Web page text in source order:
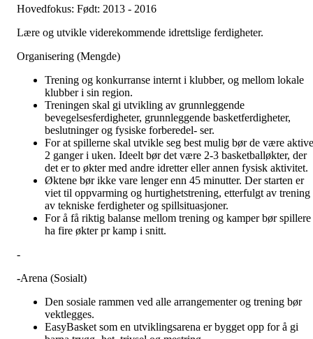
Hovedfokus: Født: 2013 - 2016
Lære og utvikle viderekommende idrettslige ferdigheter.
Organisering (Mengde)
Trening og konkurranse internt i klubber, og mellom lokale
klubber i sin region.
Treningen skal gi utvikling av grunnleggende
bevegelsesferdigheter, grunnleggende basketferdigheter,
beslutninger og fysiske forberedel- ser.
For at spillerne skal utvikle seg best mulig bør de være aktive
2 ganger i uken. Ideelt bør det være 2-3 basketballøkter, der
det er to økter med andre idretter eller annen fysisk aktivitet.
Øktene bør ikke vare lenger enn 45 minutter. Der starten er
viet til oppvarming og hurtighetstrening, etterfulgt av trening
av tekniske ferdigheter og spillsituasjoner.
For å få riktig balanse mellom trening og kamper bør spillere
ha fire økter pr kamp i snitt.
-
-Arena (Sosialt)
Den sosiale rammen ved alle arrangementer og trening bør
vektlegges.
EasyBasket som en utviklingsarena er bygget opp for å gi